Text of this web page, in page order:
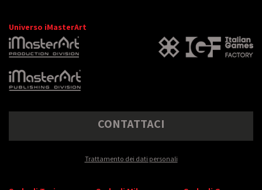
Universo iMasterArt
CONTATTACI
Trattamento dei dati personali